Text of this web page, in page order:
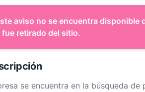
aviso no se encuentra disponible
fue retirado del sitio.
se encuentra en la búsqueda